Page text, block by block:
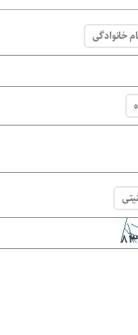
خانوادگی